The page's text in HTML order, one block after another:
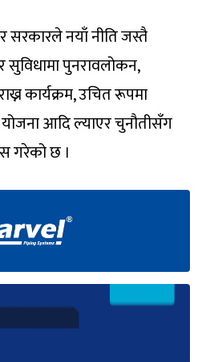
नयाँ नीति जस्तै
सुविधामा पुनरावलोकन,
कार्यक्रम, उचित रूपमा
योजना आदि ल्याएर चुनौतीसँग
गरेको छ ।